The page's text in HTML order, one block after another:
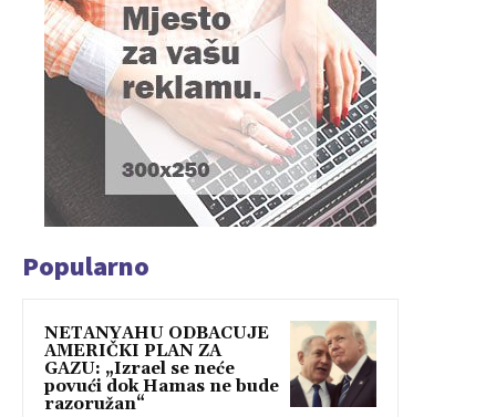
Popularno
NETANYAHU ODBACUJE
AMERIČKI PLAN ZA
GAZU: „Izrael se neće
povući dok Hamas ne bude
razoružan“